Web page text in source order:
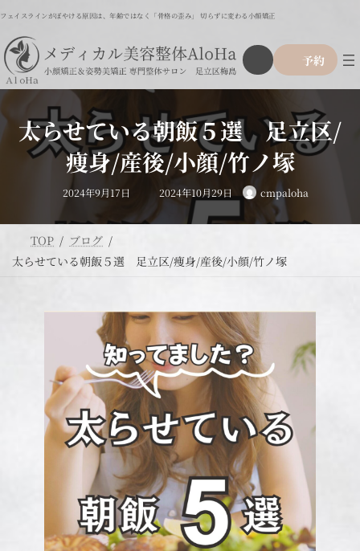
ン
テ
ン
ツ
へ
キ
ッ
ビ
ゲ
ー
シ
ョ
に
移
フェイスラインがぼやける原因は、年齢ではなく「骨格の歪み」 切らずに変わる小顔矯正
ア
イ
コ
リ
ク
予約
グ
ル
ン
ク
太らせている朝飯５選 足立区/
痩身/産後/小顔/竹ノ塚
2024年9月17日 最
終
新
日
2024年10月29日 cmpaloha
TOP
ブログ
太らせている朝飯５選 足立区/痩身/産後/小顔/竹ノ塚